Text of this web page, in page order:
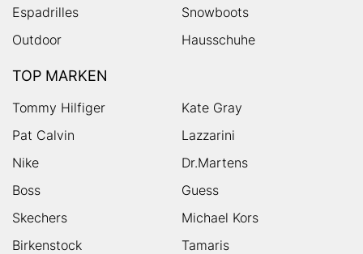
Espadrilles
Snowboots
Outdoor
Hausschuhe
TOP MARKEN
Tommy Hilfiger
Kate Gray
Pat Calvin
Lazzarini
Nike
Dr.Martens
Boss
Guess
Skechers
Michael Kors
Birkenstock
Tamaris